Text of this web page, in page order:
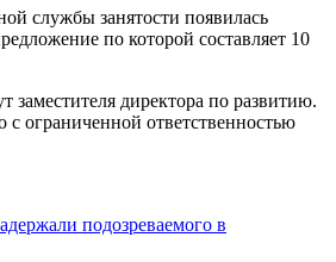
службы занятости появилась
по которой составляет 10
заместителя директора по развитию.
с ограниченной ответственностью
подозреваемого в